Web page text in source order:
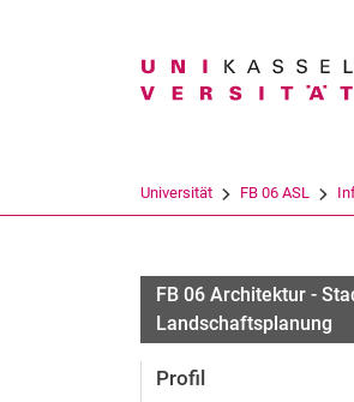
Universität FB 06 ASL
FB 06 Architektur -
Landschaftsplanung
Profil